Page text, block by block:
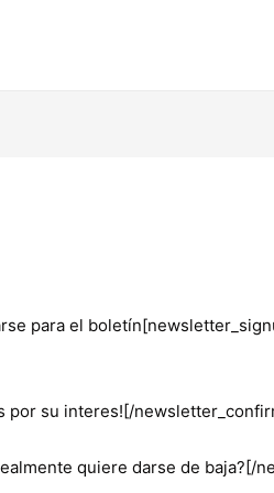
para el
por su interes![/
quiere darse de baja?[/